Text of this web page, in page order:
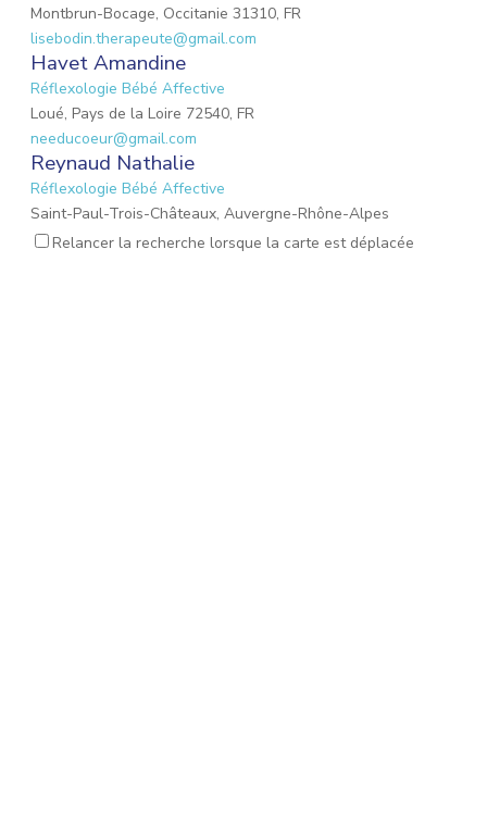
Montbrun-Bocage, Occitanie 31310, FR
lisebodin.therapeute@gmail.com
Havet Amandine
Réflexologie Bébé Affective
Loué, Pays de la Loire 72540, FR
needucoeur@gmail.com
Reynaud Nathalie
Réflexologie Bébé Affective
Saint-Paul-Trois-Châteaux, Auvergne-Rhône-Alpes
26130, FR
Relancer la recherche lorsque la carte est déplacée